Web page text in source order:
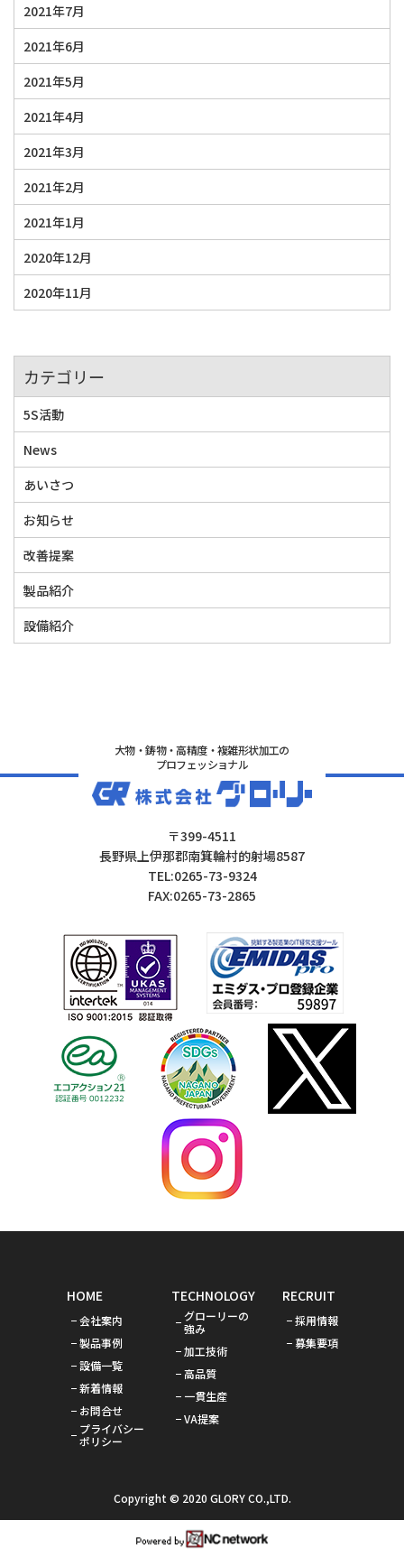
2021年7月
2021年6月
2021年5月
2021年4月
2021年3月
2021年2月
2021年1月
2020年12月
2020年11月
カテゴリー
5S活動
News
あいさつ
お知らせ
改善提案
製品紹介
設備紹介
大物・鋳物・高精度・複雑形状加工の
プロフェッショナル
〒399-4511
長野県上伊那郡南箕輪村的射場8587
TEL:0265-73-9324
FAX:0265-73-2865
HOME
会社案内
製品事例
設備一覧
新着情報
お問合せ
プライバシー
ポリシー
TECHNOLOGY
グローリーの
強み
加工技術
高品質
一貫生産
VA提案
RECRUIT
採用情報
募集要項
Copyright © 2020 GLORY CO.,LTD.